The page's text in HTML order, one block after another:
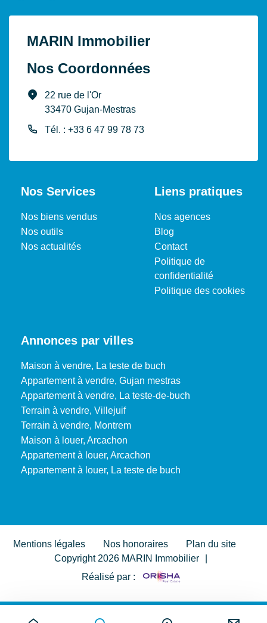
MARIN Immobilier
Nos Coordonnées
22 rue de l'Or
33470 Gujan-Mestras
Tél. : +33 6 47 99 78 73
Nos Services
Nos biens vendus
Nos outils
Nos actualités
Liens pratiques
Nos agences
Blog
Contact
Politique de
confidentialité
Politique des cookies
Annonces par villes
Maison à vendre, La teste de buch
Appartement à vendre, Gujan mestras
Appartement à vendre, La teste-de-buch
Terrain à vendre, Villejuif
Terrain à vendre, Montrem
Maison à louer, Arcachon
Appartement à louer, Arcachon
Appartement à louer, La teste de buch
Mentions légales Nos honoraires
Plan du site
Copyright 2026 MARIN Immobilier
Réalisé par :